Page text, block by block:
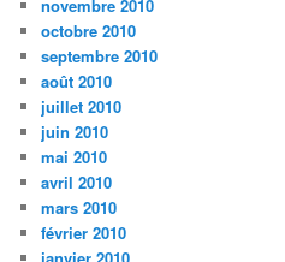
novembre 2010
octobre 2010
septembre 2010
août 2010
juillet 2010
juin 2010
mai 2010
avril 2010
mars 2010
février 2010